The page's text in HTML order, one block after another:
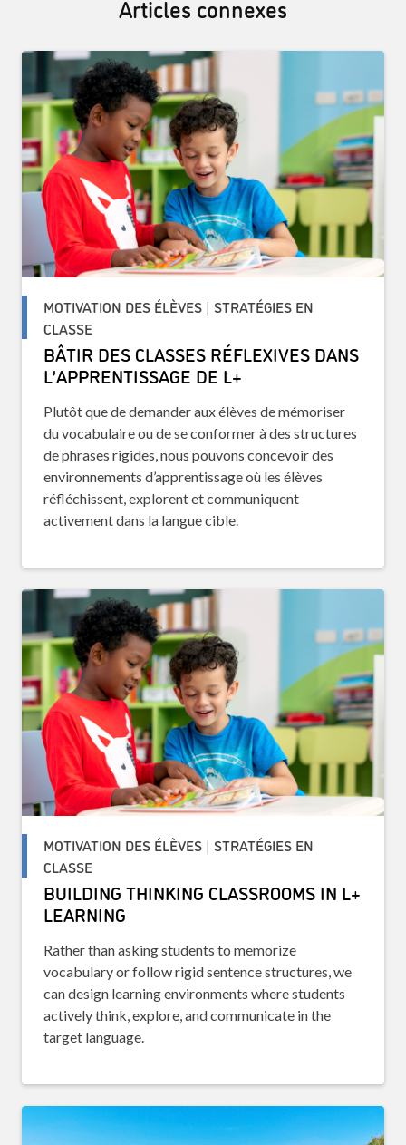
Articles connexes
MOTIVATION DES ÉLÈVES | STRATÉGIES EN
CLASSE
BÂTIR DES CLASSES RÉFLEXIVES DANS
L’APPRENTISSAGE DE L+
Plutôt que de demander aux élèves de mémoriser
du vocabulaire ou de se conformer à des structures
de phrases rigides, nous pouvons concevoir des
environnements d’apprentissage où les élèves
réfléchissent, explorent et communiquent
activement dans la langue cible.
MOTIVATION DES ÉLÈVES | STRATÉGIES EN
CLASSE
BUILDING THINKING CLASSROOMS IN L+
LEARNING
Rather than asking students to memorize
vocabulary or follow rigid sentence structures, we
can design learning environments where students
actively think, explore, and communicate in the
target language.